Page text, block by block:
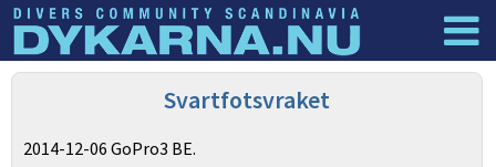
Dyknyheter Svartfotsvraket
2014-12-06 GoPro3 BE.